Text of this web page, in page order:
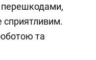
перешкодами,
сприятливим.
та